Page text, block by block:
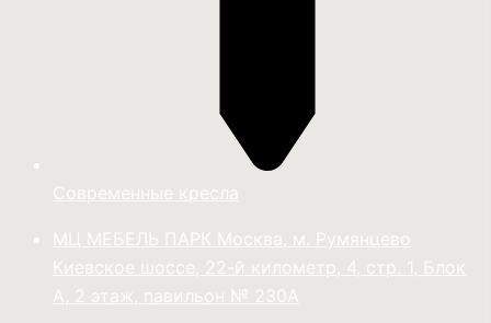
Современные кресла
МЦ МЕБЕЛЬ ПАРК Москва, м. Румянцево
Киевское шоссе, 22-й километр, 4, стр. 1, Блок
А, 2 этаж, павильон № 230А